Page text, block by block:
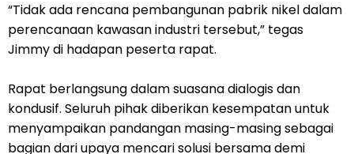
“Tidak ada rencana pembangunan pabrik nikel dalam
perencanaan kawasan industri tersebut,” tegas
Jimmy di hadapan peserta rapat.
Rapat berlangsung dalam suasana dialogis dan
kondusif. Seluruh pihak diberikan kesempatan untuk
menyampaikan pandangan masing-masing sebagai
bagian dari upaya mencari solusi bersama demi